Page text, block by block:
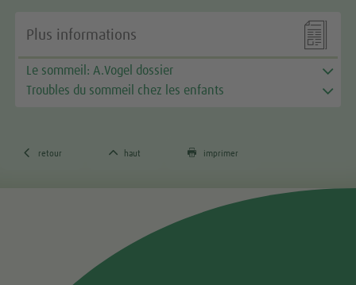

Plus informations
Le sommeil: A.Vogel dossier
Troubles du sommeil chez les enfants
 retour  haut  imprimer